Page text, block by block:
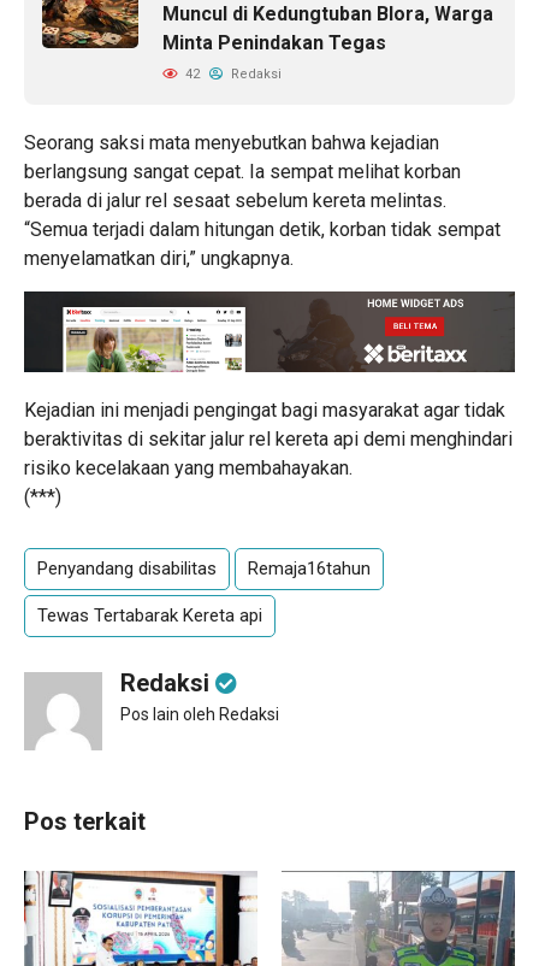
Muncul di Kedungtuban Blora, Warga
Minta Penindakan Tegas
42 Redaksi
Seorang saksi mata menyebutkan bahwa kejadian
berlangsung sangat cepat. Ia sempat melihat korban
berada di jalur rel sesaat sebelum kereta melintas.
“Semua terjadi dalam hitungan detik, korban tidak sempat
menyelamatkan diri,” ungkapnya.
Kejadian ini menjadi pengingat bagi masyarakat agar tidak
beraktivitas di sekitar jalur rel kereta api demi menghindari
risiko kecelakaan yang membahayakan.
(***)
Penyandang disabilitas Remaja16tahun
Tewas Tertabarak Kereta api
Redaksi
Pos lain oleh Redaksi
Pos terkait